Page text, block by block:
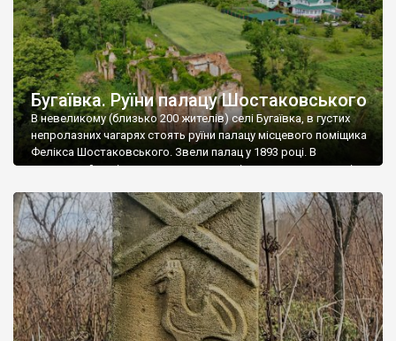
Бугаївка. Руїни палацу Шостаковського
В невеликому (близько 200 жителів) селі Бугаївка, в густих
непролазних чагарях стоять руїни палацу місцевого поміщика
Фелікса Шостаковського. Звели палац у 1893 році. В
радянський період у ньому спочатку містилася школа, потім
століття тут розмістили туберкульозну лікарню. Коли із
палацу виїхала лікарня – ми точно не […]